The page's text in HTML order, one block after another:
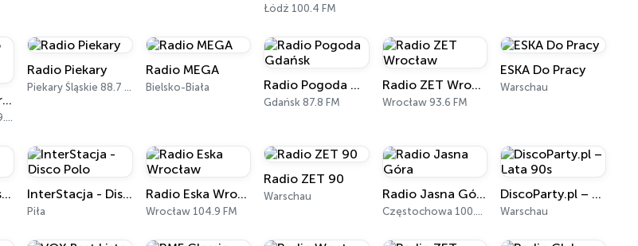
Łódź 100.4 FM
Polskie Radio Program III (Trójka)
Warschau 98.8 - 99.1 FM
Radio Piekary
Piekary Śląskie 88.7 FM
Radio MEGA
Bielsko-Biała Radio Pogoda Gdańsk
Gdańsk 87.8 FM
Radio ZET Wrocław
Wrocław 93.6 FM
ESKA Do Pracy
Warschau
Radio Plus Warszawa InterStacja - Disco Polo
Piła
Radio Eska Wrocław
Wrocław 104.9 FM
Radio ZET 90
Warschau Radio Jasna Góra
Częstochowa 100.6 FM
DiscoParty.pl – Lata 90s
Warschau